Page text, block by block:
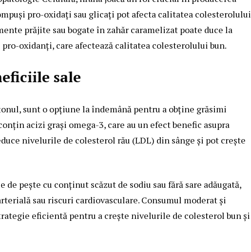
pro-oxidați sau glicați pot afecta calitatea colesterolului
prăjite sau bogate în zahăr caramelizat poate duce la
oxidanți, care afectează calitatea colesterolului bun.
sale
sunt o opțiune la îndemână pentru a obține grăsimi
acizi grași omega-3, care au un efect benefic asupra
nivelurile de colesterol rău (LDL) din sânge și pot crește
pește cu conținut scăzut de sodiu sau fără sare adăugată,
sau riscuri cardiovasculare. Consumul moderat și
eficientă pentru a crește nivelurile de colesterol bun și